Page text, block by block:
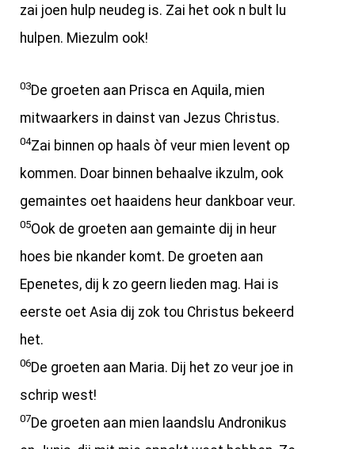
zai joen hulp neudeg is. Zai het ook n bult lu
hulpen. Miezulm ook!
03De groeten aan Prisca en Aquila, mien
mitwaarkers in dainst van Jezus Christus.
04Zai binnen op haals òf veur mien levent op
kommen. Doar binnen behaalve ikzulm, ook
gemaintes oet haaidens heur dankboar veur.
05Ook de groeten aan gemainte dij in heur
hoes bie nkander komt. De groeten aan
Epenetes, dij k zo geern lieden mag. Hai is
eerste oet Asia dij zok tou Christus bekeerd
het.
06De groeten aan Maria. Dij het zo veur joe in
schrip west!
07De groeten aan mien laandslu Andronikus